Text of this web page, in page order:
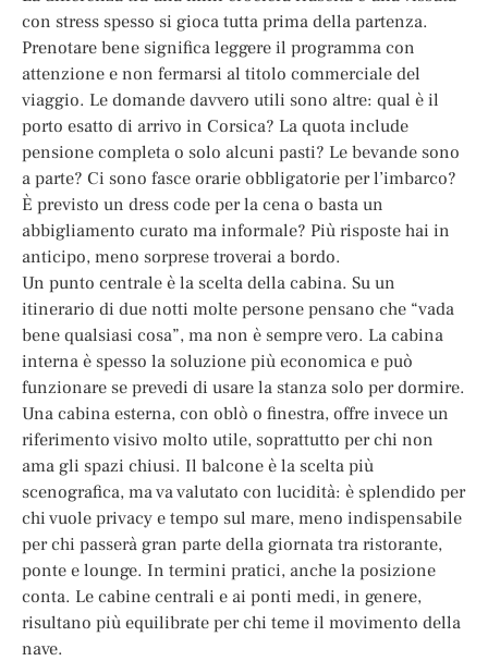
con stress spesso si gioca tutta prima della partenza.
Prenotare bene significa leggere il programma con
attenzione e non fermarsi al titolo commerciale del
viaggio. Le domande davvero utili sono altre: qual è il
porto esatto di arrivo in Corsica? La quota include
pensione completa o solo alcuni pasti? Le bevande sono
a parte? Ci sono fasce orarie obbligatorie per l’imbarco?
È previsto un dress code per la cena o basta un
abbigliamento curato ma informale? Più risposte hai in
anticipo, meno sorprese troverai a bordo.
Un punto centrale è la scelta della cabina. Su un
itinerario di due notti molte persone pensano che “vada
bene qualsiasi cosa”, ma non è sempre vero. La cabina
interna è spesso la soluzione più economica e può
funzionare se prevedi di usare la stanza solo per dormire.
Una cabina esterna, con oblò o finestra, offre invece un
riferimento visivo molto utile, soprattutto per chi non
ama gli spazi chiusi. Il balcone è la scelta più
scenografica, ma va valutato con lucidità: è splendido per
chi vuole privacy e tempo sul mare, meno indispensabile
per chi passerà gran parte della giornata tra ristorante,
ponte e lounge. In termini pratici, anche la posizione
conta. Le cabine centrali e ai ponti medi, in genere,
risultano più equilibrate per chi teme il movimento della
nave.